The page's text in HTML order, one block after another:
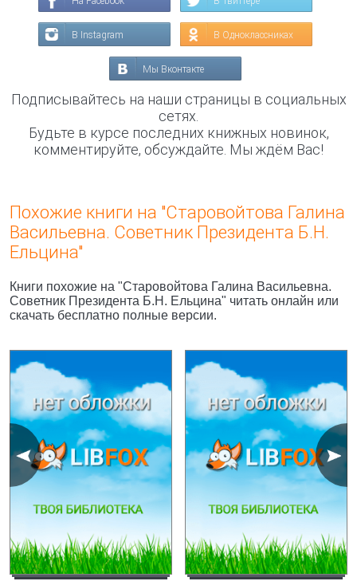
В Instagram В Одноклассниках
Мы Вконтакте
Подписывайтесь на наши страницы в социальных
сетях.
Будьте в курсе последних книжных новинок,
комментируйте, обсуждайте. Мы ждём Вас!
Похожие книги на "Старовойтова Галина
Васильевна. Советник Президента Б.Н.
Ельцина"
Книги похожие на "Старовойтова Галина Васильевна.
Советник Президента Б.Н. Ельцина" читать онлайн или
скачать бесплатно полные версии.